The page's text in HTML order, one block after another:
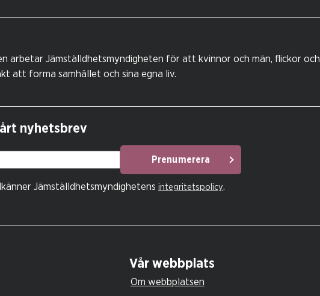
arbetar Jämställdhetsmyndigheten för att kvinnor och män, flickor och
att forma samhället och sina egna liv.
nyhetsbrev
Prenumerera
Jämställdhetsmyndighetens integritetspolicy.
Vår webbplats
Om webbplatsen